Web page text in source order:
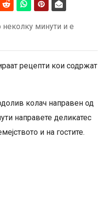
неколку минути и е
рецепти кои содржат
колач направен од
направете деликатес
и на гостите.